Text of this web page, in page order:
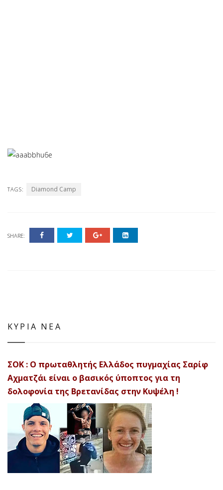
TAGS: Diamond Camp
SHARE:
ΚΥΡΙΑ ΝΕΑ
ΣΟΚ : Ο πρωταθλητής Ελλάδος πυγμαχίας Σαρίφ
Αχματζάι είναι ο βασικός ύποπτος για τη
δολοφονία της Βρετανίδας στην Κυψέλη !